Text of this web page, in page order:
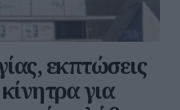
εκπτώσεις
για